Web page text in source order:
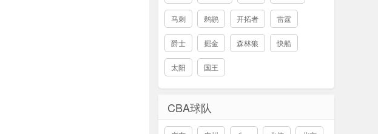
马刺 鹈鹕 开拓者 雷霆
爵士 掘金 森林狼 快船
太阳 国王
CBA球队